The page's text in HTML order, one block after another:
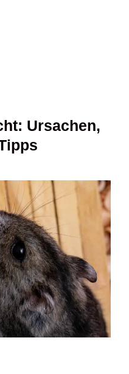
Ursachen,